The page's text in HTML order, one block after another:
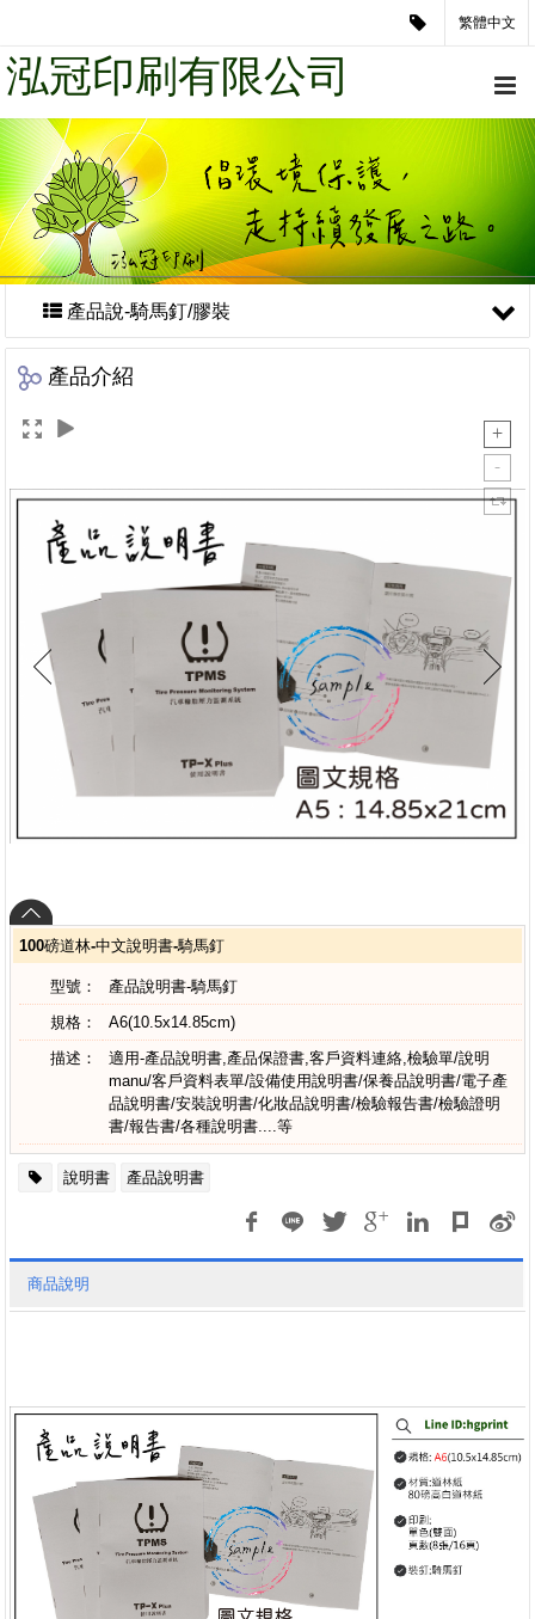
繁體中文
泓冠印刷有限公司
產品說-騎馬釘/膠裝
產品介紹
100磅道林-中文說明書-騎馬釘
型號：
產品說明書-騎馬釘
規格：
A6(10.5x14.85cm)
描述：
適用-產品說明書,產品保證書,客戶資料連絡,檢驗單/說明
manu/客戶資料表單/設備使用說明書/保養品說明書/電子產
品說明書/安裝說明書/化妝品說明書/檢驗報告書/檢驗證明
書/報告書/各種說明書....等
說明書 產品說明書
商品說明